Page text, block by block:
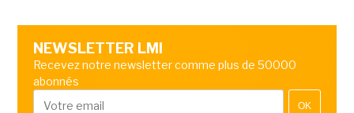
NEWSLETTER LMI
Recevez notre newsletter comme plus de 50000
abonnés
OK